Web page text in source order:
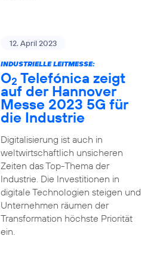
12. April 2023
INDUSTRIELLE LEITMESSE:
O2 Telefónica zeigt
auf der Hannover
Messe 2023 5G für
die Industrie
Digitalisierung ist auch in
weltwirtschaftlich unsicheren
Zeiten das Top-Thema der
Industrie. Die Investitionen in
digitale Technologien steigen und
Unternehmen räumen der
Transformation höchste Priorität
ein.